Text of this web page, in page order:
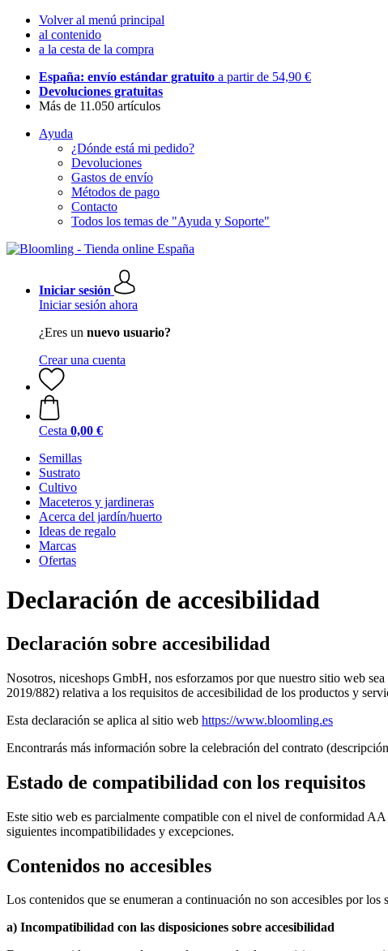
Volver al menú principal
al contenido
a la cesta de la compra
España: envío estándar gratuito a partir de 54,90 €
Devoluciones gratuitas
Más de 11.050 artículos
Ayuda
¿Dónde está mi pedido?
Devoluciones
Gastos de envío
Métodos de pago
Contacto
Todos los temas de "Ayuda y Soporte"
Iniciar sesión
Iniciar sesión ahora
¿Eres un nuevo usuario?
Crear una cuenta
Cesta 0,00 €
Semillas
Sustrato
Cultivo
Maceteros y jardineras
Acerca del jardín/huerto
Ideas de regalo
Marcas
Ofertas
Declaración de accesibilidad
Declaración sobre accesibilidad
Nosotros, niceshops GmbH, nos esforzamos por que nuestro sitio web
2019/882) relativa a los requisitos de accesibilidad de los productos y
Esta declaración se aplica al sitio web https://www.bloomling.es
Encontrarás más información sobre la celebración del contrato
Estado de compatibilidad con los requisitos
Este sitio web es parcialmente compatible con el nivel de conformidad
siguientes incompatibilidades y excepciones.
Contenidos no accesibles
Los contenidos que se enumeran a continuación no son accesibles por los
a) Incompatibilidad con las disposiciones sobre accesibilidad